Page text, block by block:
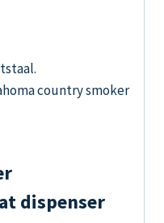
country smoker
dispenser